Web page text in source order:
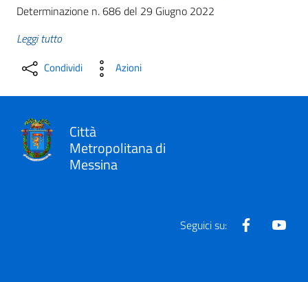
Determinazione n. 686 del 29 Giugno 2022
Leggi tutto
Condividi Azioni
Città
Metropolitana di
Messina
Seguici su: Facebook